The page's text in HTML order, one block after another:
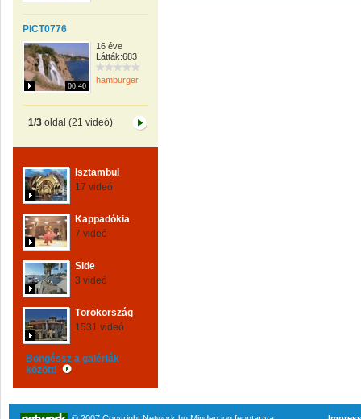
PICT0776
00:40
16 éve
Látták:683
hamburger
1/3oldal (21 videó)
Isztambul
17 videó
Kappadókia
7 videó
Side
3 videó
Törökország
1531 videó
Böngéssz a galériák
között!